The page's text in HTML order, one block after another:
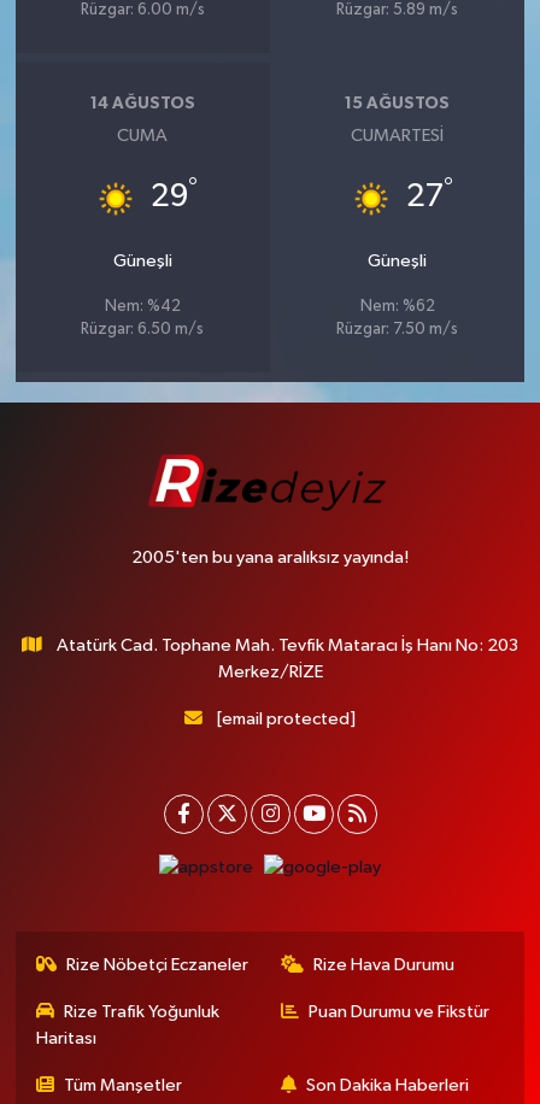
Rüzgar: 6.00 m/s
Rüzgar: 5.89 m/s
14 AĞUSTOS
CUMA
29°
Güneşli
Nem: %42
Rüzgar: 6.50 m/s
15 AĞUSTOS
CUMARTESI
27°
Güneşli
Nem: %62
Rüzgar: 7.50 m/s
2005'ten bu yana aralıksız yayında!
Atatürk Cad. Tophane Mah. Tevfik Mataracı İş Hanı No: 203
Merkez/RİZE
[email protected]
Rize Nöbetçi Eczaneler Rize Hava Durumu
Rize Trafik Yoğunluk
Haritası
Puan Durumu ve Fikstür
Tüm Manşetler Son Dakika Haberleri